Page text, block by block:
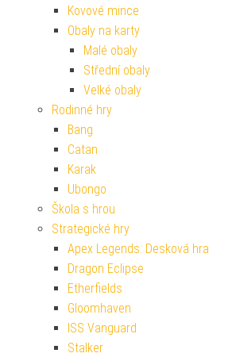
Kovové mince
Obaly na karty
Malé obaly
Střední obaly
Velké obaly
Rodinné hry
Bang
Catan
Karak
Ubongo
Škola s hrou
Strategické hry
Apex Legends: Desková hra
Dragon Eclipse
Etherfields
Gloomhaven
ISS Vanguard
Stalker